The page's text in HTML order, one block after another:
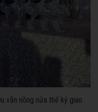
vẫn nồng nửa thế kỷ giao